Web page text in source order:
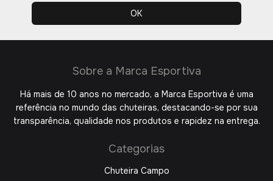
Sobre a Marca Esportiva
Há mais de 10 anos no mercado, a Marca Esportiva é uma
referência no mundo das chuteiras, destacando-se por sua
transparência, qualidade nos produtos e rapidez na entrega.
Categorias
Chuteira Campo